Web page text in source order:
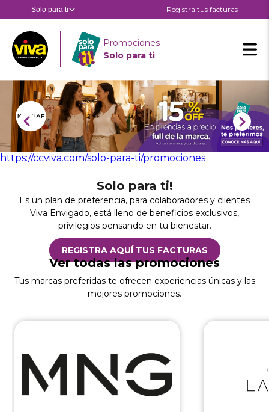
al
contenido
principal
Estás en:
Estás en
Solo para ti Registra tus facturas
Promociones
Solo para ti
https://ccviva.com/solo-para-ti/promociones
Solo para ti!
Es un plan de preferencia, para colaboradores y clientes
Viva Envigado, está lleno de beneficios exclusivos,
privilegios pensando en tu bienestar.
REGISTRA AQUÍ TUS FACTURAS
Ver todas las promociones
Tus marcas preferidas te ofrecen experiencias únicas y las
mejores promociones.
En nueva coleccion